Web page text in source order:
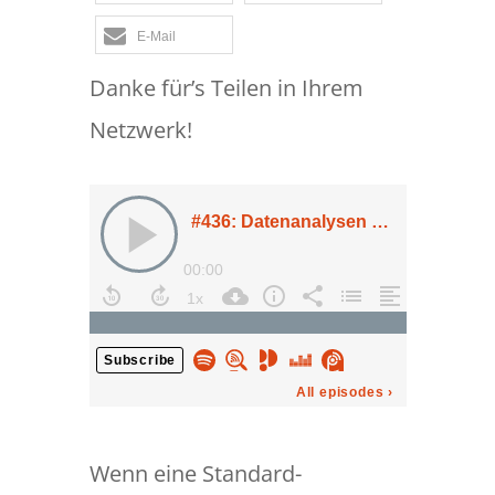
E-Mail
Danke für’s Teilen in Ihrem
Netzwerk!
Wenn eine Standard-